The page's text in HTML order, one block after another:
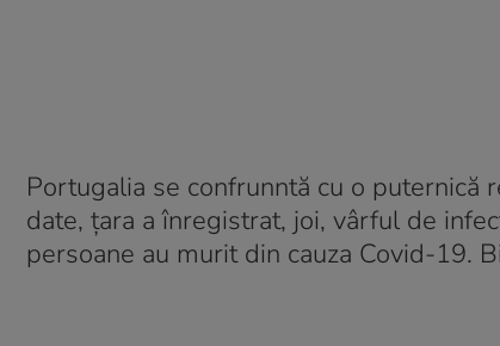
Portugalia se confrunntă cu o
date, țara a înregistrat, joi, vârful de
persoane au murit din cauza Covid-19.